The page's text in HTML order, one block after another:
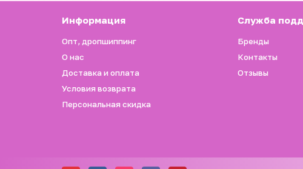
Информация
Опт, дропшиппинг
О нас
Доставка и оплата
Условия возврата
Персональная скидка
Служба
Бренды
Контакты
Отзывы